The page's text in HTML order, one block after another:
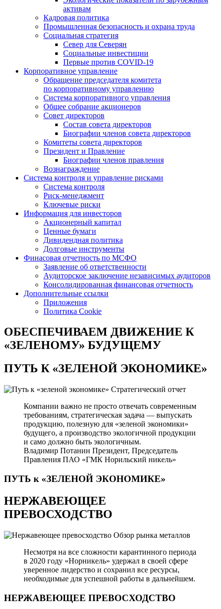
активам
Кадровая политика
Промышленная безопасность и охрана труда
Социальная стратегия
Север для Северян
Социальные инвестиции
Первые против COVID‑19
Корпоративное управление
Обращение председателя комитета
по корпоративному управлению
Система корпоративного управления
Общее собрание акционеров
Совет директоров
Состав совета директоров
Биографии членов совета директоров
Комитеты совета директоров
Президент и Правление
Биографии членов правления
Вознаграждение
Система контроля и управление рисками
Система контроля
Риск-менеджмент
Ключевые риски
Информация для инвесторов
Акционерный капитал
Ценные бумаги
Дивидендная политика
Долговые инструменты
Финасовая отчетность по МСФО
Заявление об ответственности
Аудиторское заключение независимых аудиторов
Консолидированная финансовая отчетность
Дополнительные ссылки
Приложения
Политика Cookie
ОБЕСПЕЧИВАЕМ ДВИЖЕНИЕ К
«ЗЕЛЕНОМУ» БУДУЩЕМУ
ПУТЬ К«ЗЕЛЕНОЙ ЭКОНОМИКЕ»
Стратегический отчет
Компании важно не просто отвечать современным
требованиям, стратегическая задача — выпускать
продукцию, полезную для «зеленой экономики»
будущего, а производство экологичной продукции
и само должно быть экологичным.
Владимир Потанин Президент, Председатель
Правления ПАО «ГМК Норильский никель»
ПУТЬ к «ЗЕЛЕНОЙ ЭКОНОМИКЕ»
НЕРЖАВЕЮЩЕЕ
ПРЕВОСХОДСТВО
Обзор рынка металлов
Несмотря на все сложности карантинного периода
в 2020 году «Норникель» удержал в своей сфере
уверенное лидерство и сохранил все ресурсы,
необходимые для успешной работы в дальнейшем.
НЕРЖАВЕЮЩЕЕ ПРЕВОСХОДСТВО